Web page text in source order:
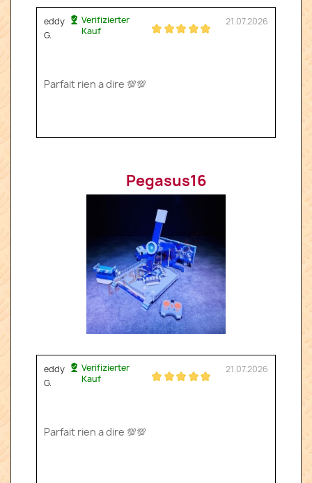
eddy
G.
Verifizierter
Kauf
21.07.2026
Parfait rien a dire 💯💯
Pegasus16
eddy
G.
Verifizierter
Kauf
21.07.2026
Parfait rien a dire 💯💯